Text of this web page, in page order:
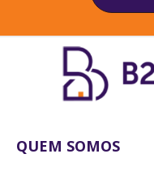
QUEM SOMOS